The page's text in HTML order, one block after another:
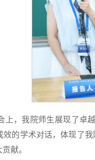
上，我院师生展现了卓
的学术对话，体现了
献。